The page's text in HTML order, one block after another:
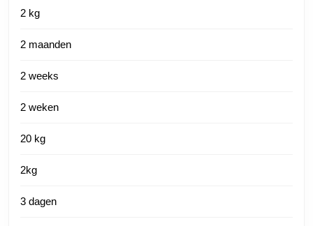
2 kg
2 maanden
2 weeks
2 weken
20 kg
2kg
3 dagen